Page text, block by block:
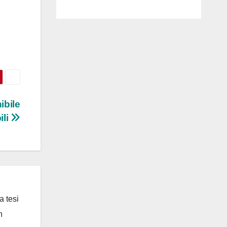
tesi